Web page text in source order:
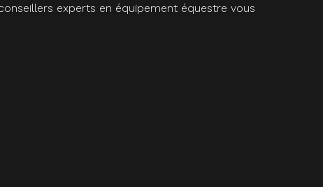
experts en équipement équestre vous